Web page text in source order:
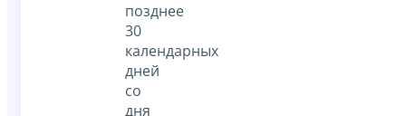
позднее
30
календарных
дней
со
дня